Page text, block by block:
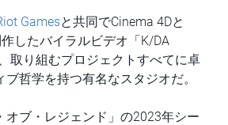
Gamesと共同でCinema 4Dと
したバイラルビデオ「K/DA
取り組むプロジェクトすべてに卓
哲学を持つ有名なスタジオだ。
オブ・レジェンド」の2023年シー